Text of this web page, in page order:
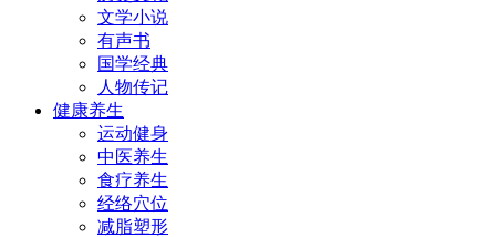
文学小说
有声书
国学经典
人物传记
健康养生
运动健身
中医养生
食疗养生
经络穴位
减脂塑形